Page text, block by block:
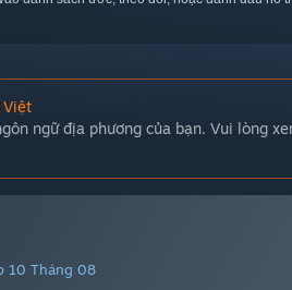
Việt
ngữ địa phương của bạn. Vui lòng
10 Tháng 08